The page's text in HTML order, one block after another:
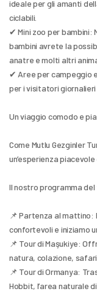
ideale per gli amanti
ciclabili.
✔ Mini zoo per bambini:
bambini avrete la
anatre e molti altri
✔ Aree per campeggio
per i visitatori
Un viaggio comodo e
Come Mutlu Gezginler
un’esperienza
Il nostro programma
📌 Partenza al mattino:
confortevoli e iniziamo
📌 Tour di Maşukiye:
natura, colazione,
📌 Tour di Ormanya:
Hobbit, l’area naturale